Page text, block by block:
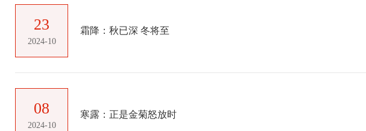
23
2024-10
霜降：秋已深 冬将至
08
2024-10
寒露：正是金菊怒放时